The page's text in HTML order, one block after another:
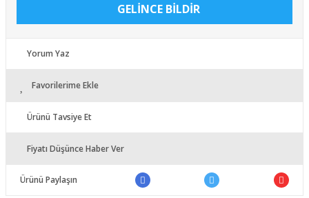
GELİNCE BİLDİR
Yorum Yaz
Favorilerime Ekle
Ürünü Tavsiye Et
Fiyatı Düşünce Haber Ver
Ürünü Paylaşın